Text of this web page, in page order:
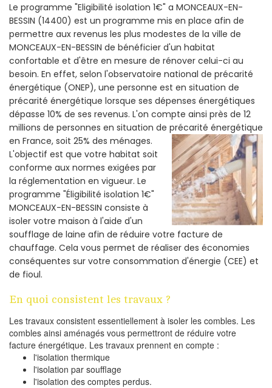
Le programme "Eligibilité isolation 1€" a MONCEAUX-EN-
BESSIN (14400) est un programme mis en place afin de
permettre aux revenus les plus modestes de la ville de
MONCEAUX-EN-BESSIN de bénéficier d'un habitat
confortable et d'être en mesure de rénover celui-ci au
besoin. En effet, selon l'observatoire national de précarité
énergétique (ONEP), une personne est en situation de
précarité énergétique lorsque ses dépenses énergétiques
dépasse 10% de ses revenus. L'on compte ainsi près de 12
millions de personnes en situation de précarité énergétique
en France, soit 25% des ménages.
L'objectif est que votre habitat soit
conforme aux normes exigées par
la réglementation en vigueur. Le
programme "Éligibilité isolation 1€"
MONCEAUX-EN-BESSIN consiste à
isoler votre maison à l'aide d'un
soufflage de laine afin de réduire votre facture de
chauffage. Cela vous permet de réaliser des économies
conséquentes sur votre consommation d'énergie (CEE) et
de fioul.
En quoi consistent les travaux ?
Les travaux consistent essentiellement à isoler les combles. Les
combles ainsi aménagés vous permettront de réduire votre
facture énergétique. Les travaux prennent en compte :
l'isolation thermique
l'isolation par soufflage
l'isolation des comptes perdus.